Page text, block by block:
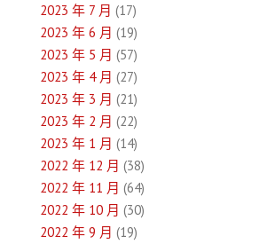
2023 年 7 月 (17)
2023 年 6 月 (19)
2023 年 5 月 (57)
2023 年 4 月 (27)
2023 年 3 月 (21)
2023 年 2 月 (22)
2023 年 1 月 (14)
2022 年 12 月 (38)
2022 年 11 月 (64)
2022 年 10 月 (30)
2022 年 9 月 (19)